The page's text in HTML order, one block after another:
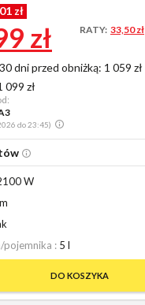
zł
zł
dni przed obniżką: 1 059 zł
099 zł
do 23:45)
RATY: 33,50 zł
W
pojemnika
5 l
DO KOSZYKA